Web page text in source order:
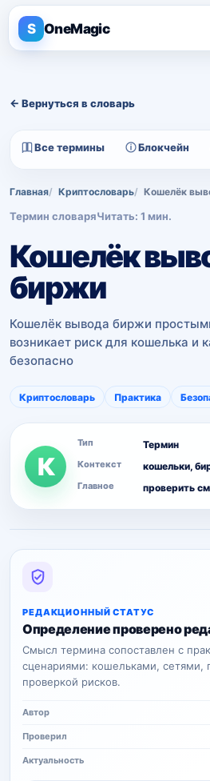
S OneMagic
← Вернуться в словарь
Все термины Блокчейн
Главная Криптословарь Кошелёк
Термин словаряЧитать: 1 мин.
Кошелёк
биржи
Кошелёк вывода биржи
возникает риск для кошелька и
безопасно
Криптословарь Практика
К
Тип Термин
Контекст кошельки,
Главное проверить
РЕДАКЦИОННЫЙ СТАТУС
Определение проверено
Смысл термина сопоставлен с
сценариями: кошельками, сетями,
проверкой рисков.
Автор
Проверил
Актуальность